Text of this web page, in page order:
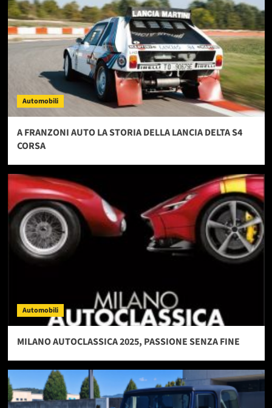
Automobili
A FRANZONI AUTO LA STORIA DELLA LANCIA DELTA S4
CORSA
Automobili
MILANO AUTOCLASSICA 2025, PASSIONE SENZA FINE